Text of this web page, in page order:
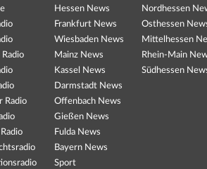
Radio
Hessen News
Frankfurt News
Wiesbaden News
Mainz News
Kassel News
Darmstadt News
Offenbach News
Gießen News
Fulda News
Bayern News
Sport
Nordhessen
Osthessen
Mittelhessen
Rhein-Main
Südhessen